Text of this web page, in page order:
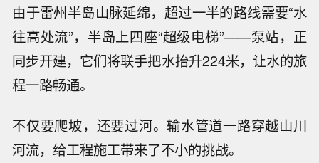
由于雷州半岛山脉延绵，超过一半的路线需要“水
往高处流”，半岛上四座“超级电梯”——泵站，正
同步开建，它们将联手把水抬升224米，让水的旅
程一路畅通。
不仅要爬坡，还要过河。输水管道一路穿越山川
河流，给工程施工带来了不小的挑战。